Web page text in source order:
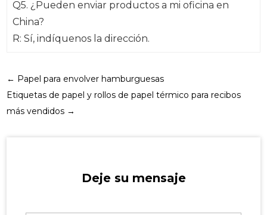
Q5. ¿Pueden enviar productos a mi oficina en
China?
R: Sí, indíquenos la dirección.
← Papel para envolver hamburguesas
Etiquetas de papel y rollos de papel térmico para recibos
más vendidos →
Deje su mensaje